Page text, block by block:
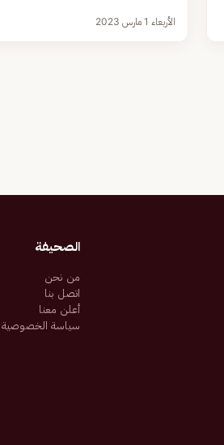
الأربعاء 1 مارس 2023
الصحيفة
من نحن
اتصل بنا
أعلن معنا
سياسة الخصوصية